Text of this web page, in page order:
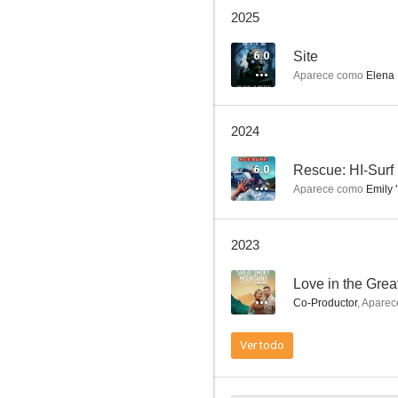
2025
6.0 Site
Aparece como Elena
2024
6.0 Rescue: HI-Surf
Aparece como Emily
2023
--
Co-Productor,
Ver todo